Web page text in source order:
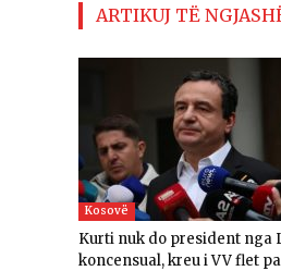
ARTIKUJ TË
Kosovë
Kurti nuk do president nga
koncensual, kreu i VV flet